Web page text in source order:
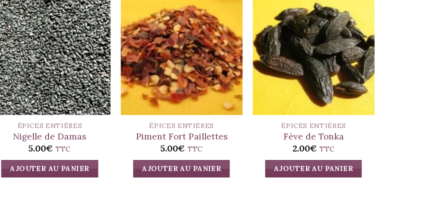
ÉPICES ENTIÈRES
Nigelle de Damas
5.00€ TTC
AJOUTER AU PANIER
ÉPICES ENTIÈRES
Piment Fort Paillettes
5.00€ TTC
AJOUTER AU PANIER
ÉPICES ENTIÈRES
Fève de Tonka
2.00€ TTC
AJOUTER AU PANIER